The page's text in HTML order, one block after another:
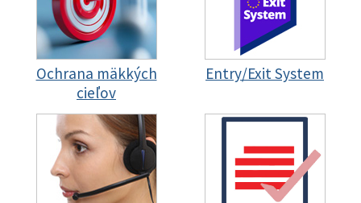
Ochrana mäkkých
cieľov
Entry/Exit System